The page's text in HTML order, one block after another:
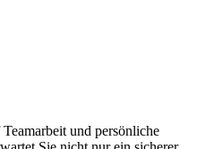
und persönliche